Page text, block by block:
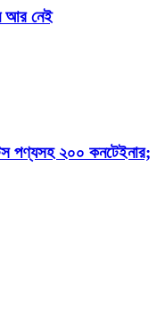
আর নেই
পণ্যসহ ২০০ কনটেইনার;